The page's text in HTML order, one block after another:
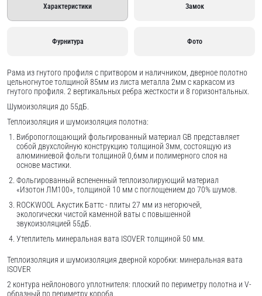
Характеристики Замок
Фурнитура Фото
Рама из гнутого профиля с притвором и наличником, дверное полотно
цельногнутое толщиной 85мм из листа металла 2мм c каркасом из
гнутого профиля. 2 вертикальных ребра жесткости и 8 горизонтальных.
Шумоизоляция до 55дБ.
Теплоизоляция и шумоизоляция полотна:
Вибропоглощающий фольгированный материал GB представляет
собой двухслойную конструкцию толщиной 3мм, состоящую из
алюминиевой фольги толщиной 0,6мм и полимерного слоя на
основе мастики.
Фольгированный вспененный теплоизолирующий материал
«Изотон ЛМ100», толщиной 10 мм с поглощением до 70% шумов.
ROCKWOOL Акустик Баттс - плиты 27 мм из негорючей,
экологически чистой каменной ваты с повышенной
звукоизоляцией 55дБ.
Утеплитель минеральная вата ISOVER толщиной 50 мм.
Теплоизоляция и шумоизоляция дверной коробки: минеральная вата
ISOVER
2 контура нейлонового уплотнителя: плоский по периметру полотна и V-
образный по периметру короба.